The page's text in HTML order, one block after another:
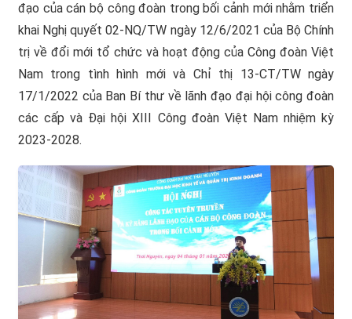
đạo của cán bộ công đoàn trong bối cảnh mới nhằm triển
khai Nghị quyết 02-NQ/TW ngày 12/6/2021 của Bộ Chính
trị về đổi mới tổ chức và hoạt động của Công đoàn Việt
Nam trong tình hình mới và Chỉ thị 13-CT/TW ngày
17/1/2022 của Ban Bí thư về lãnh đạo đại hội công đoàn
các cấp và Đại hội XIII Công đoàn Việt Nam nhiệm kỳ
2023-2028.